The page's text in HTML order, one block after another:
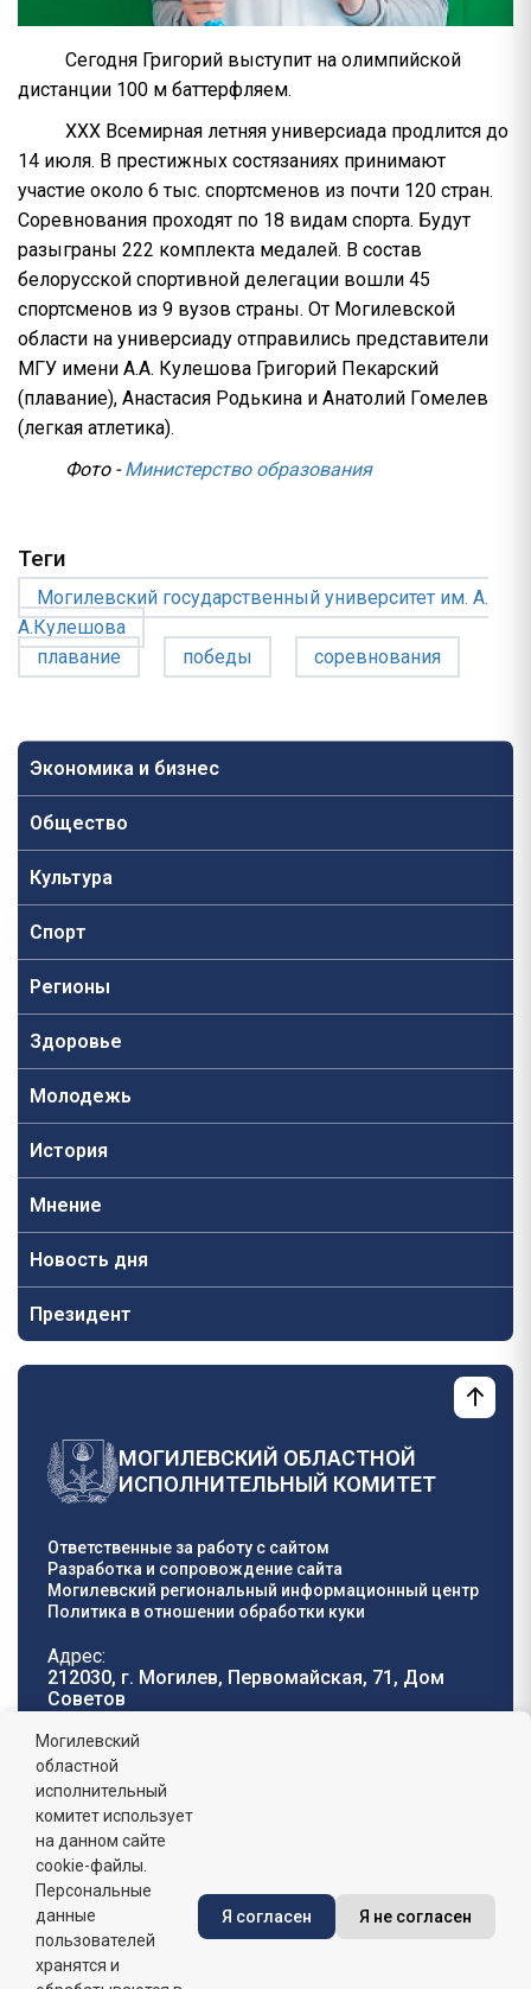
Экономика и бизнес
Общество
Культура
Спорт
Регионы
Здоровье
Молодежь
История
Мнение
Новость дня
Президент
Сегодня Григорий выступит на олимпийской
дистанции 100 м баттерфляем.
XXX Всемирная летняя универсиада продлится до
14 июля. В престижных состязаниях принимают
участие около 6 тыс. спортсменов из почти 120 стран.
Соревнования проходят по 18 видам спорта. Будут
разыграны 222 комплекта медалей. В состав
белорусской спортивной делегации вошли 45
спортсменов из 9 вузов страны. От Могилевской
области на универсиаду отправились представители
МГУ имени А.А. Кулешова Григорий Пекарский
(плавание), Анастасия Родькина и Анатолий Гомелев
(легкая атлетика).
Фото -Министерство образования
Теги
Могилевский государственный университет им. А.
А.Кулешова
плавание
победы соревнования
МОГИЛЕВСКИЙ ОБЛАСТНОЙ
ИСПОЛНИТЕЛЬНЫЙ КОМИТЕТ
Ответственные за работу с сайтом
Разработка и сопровождение сайта
Могилевский региональный информационный центр
Политика в отношении обработки куки
Адрес:
212030, г. Могилев, Первомайская, 71, Дом
Cоветов
Телефон горячей
линии:
8 (0222) 71-32-55
График работы:
пн-пт: 8.00 - 17.00, сб-вс: выходной,
обеденный перерыв: 13:00 - 14:00
Сайт зарегистрирован в Государственном регистре
информационных ресурсов Республики Беларусь. №
Могилевский
областной
исполнительный
комитет использует
на данном сайте
cookie-файлы.
Персональные
данные
пользователей
хранятся и
Я согласен Я не согласен